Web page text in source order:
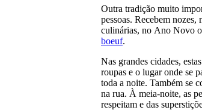
Outra tradição muito
pessoas. Recebem
culinárias, no Ano Novo
boeuf.
Nas grandes cidades,
roupas e o lugar onde se
toda a noite. Também se
na rua. À meia-noite, as
respeitam e das